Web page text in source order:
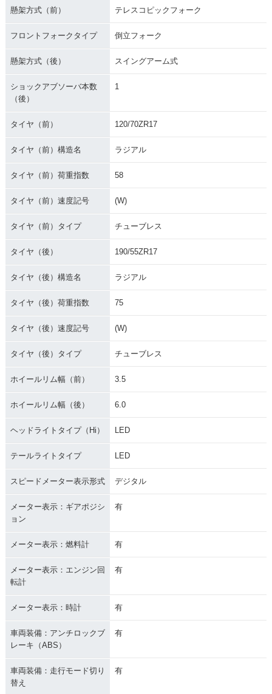
懸架方式（前） テレスコピックフォーク
フロントフォークタイプ 倒立フォーク
懸架方式（後） スイングアーム式
ショックアブソーバ本数
（後）
1
タイヤ（前） 120/70ZR17
タイヤ（前）構造名 ラジアル
タイヤ（前）荷重指数 58
タイヤ（前）速度記号 (W)
タイヤ（前）タイプ チューブレス
タイヤ（後） 190/55ZR17
タイヤ（後）構造名 ラジアル
タイヤ（後）荷重指数 75
タイヤ（後）速度記号 (W)
タイヤ（後）タイプ チューブレス
ホイールリム幅（前） 3.5
ホイールリム幅（後） 6.0
ヘッドライトタイプ（Hi） LED
テールライトタイプ LED
スピードメーター表示形式 デジタル
メーター表示：ギアポジシ
ョン
有
メーター表示：燃料計 有
メーター表示：エンジン回
転計
有
メーター表示：時計 有
車両装備：アンチロックブ
レーキ（ABS）
有
車両装備：走行モード切り
替え
有